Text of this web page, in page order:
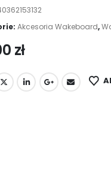
Akcesoria Wakeboard,
zł